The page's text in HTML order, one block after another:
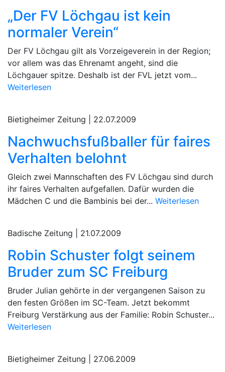
„Der FV Löchgau ist kein
normaler Verein“
Der FV Löchgau gilt als Vorzeigeverein in der Region;
vor allem was das Ehrenamt angeht, sind die
Löchgauer spitze. Deshalb ist der FVL jetzt vom...
Weiterlesen
Bietigheimer Zeitung | 22.07.2009
Nachwuchsfußballer für faires
Verhalten belohnt
Gleich zwei Mannschaften des FV Löchgau sind durch
ihr faires Verhalten aufgefallen. Dafür wurden die
Mädchen C und die Bambinis bei der... Weiterlesen
Badische Zeitung | 21.07.2009
Robin Schuster folgt seinem
Bruder zum SC Freiburg
Bruder Julian gehörte in der vergangenen Saison zu
den festen Größen im SC-Team. Jetzt bekommt
Freiburg Verstärkung aus der Familie: Robin Schuster...
Weiterlesen
Bietigheimer Zeitung | 27.06.2009